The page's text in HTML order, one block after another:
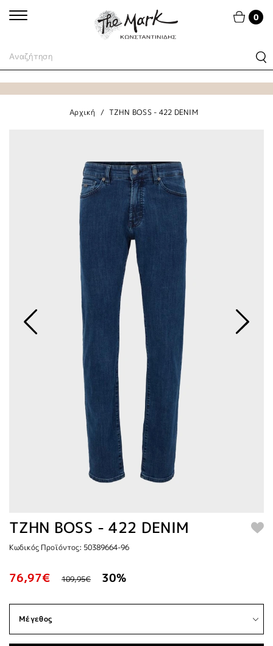
0
Αρχική TZHN BOSS - 422 DENIM
TZHN BOSS - 422 DENIM
Κωδικός Προϊόντος: 50389664-96
76,97€ 109,95€ 30%